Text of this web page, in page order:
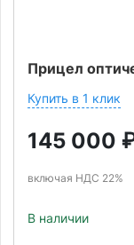
Прицел
Купить в 1 клик
145 000
включая НДС 22%
В наличии